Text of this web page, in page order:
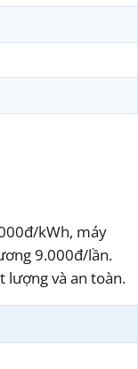
kWh, máy
9.000đ/lần.
lượng và an toàn.